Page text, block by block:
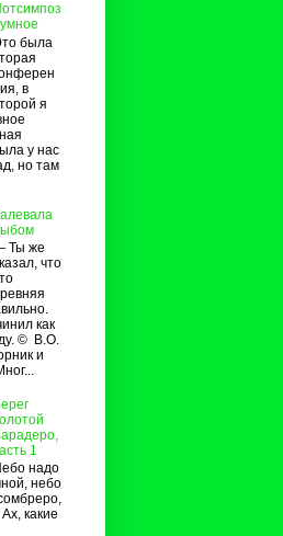
была
в
я
у нас
но там
Ты же
что
как
© В.О.
и
1
надо
небо
какие